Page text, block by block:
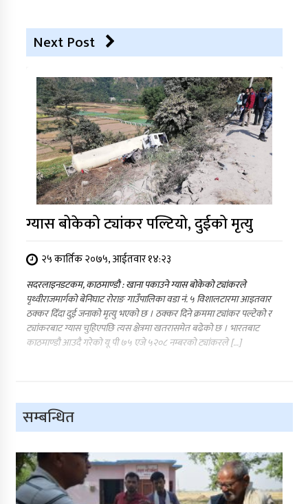
Next Post
ग्यास बोकेको ट्यांकर पल्टियो, दुईको मृत्यु
२५ कार्तिक २०७५, आईतवार १४:२३
सदरलाइनडटकम, काठमाण्डौ : खाना पकाउने ग्यास बोकेको ट्यांकरले
पृथ्वीराजमार्गको बेनिघाट रोराङ गाउँपालिका वडा नं. ५ विशालटारमा आइतवार
ठक्कर दिँदा दुई जनाको मृत्यु भएको छ । ठक्कर दिने क्रममा ट्यांकर पल्टेको र
ट्यांकरबाट ग्यास चुहिएपछि त्यस क्षेत्रमा खतरासमेत बढेको छ । भारतबाट
काठमाण्डौ आउदै गरेको यू पी ७५ एजे ५२०८ नम्बरको ट्यांकरले […]
सम्बन्धित